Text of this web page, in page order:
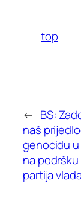
top
← BS:
naš
genocidu
na
partija